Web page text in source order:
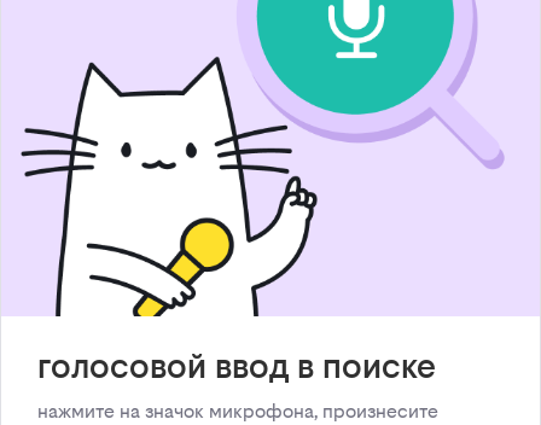
голосовой ввод в поиске
нажмите на значок микрофона, произнесите